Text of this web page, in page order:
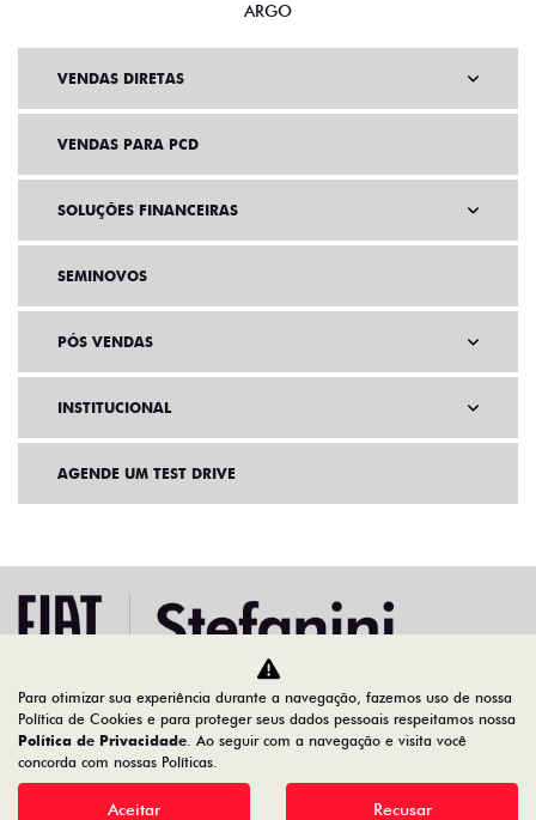
ARGO
VENDAS DIRETAS
VENDAS PARA PCD
SOLUÇÕES FINANCEIRAS
SEMINOVOS
PÓS VENDAS
INSTITUCIONAL
AGENDE UM TEST DRIVE
Home Ofertas
Desacelere. Seu bem maior é a vida.
Para otimizar sua experiência durante a navegação, fazemos uso de nossa
Política de Cookies e para proteger seus dados pessoais respeitamos nossa
Política de Privacidade. Ao seguir com a navegação e visita você
concorda com nossas Políticas.
Aceitar Recusar